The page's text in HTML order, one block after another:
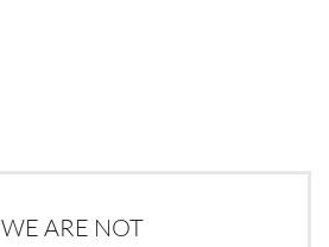
WE ARE NOT